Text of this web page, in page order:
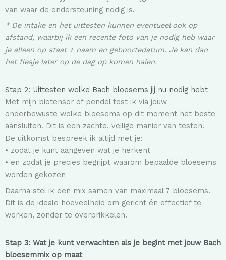
van waar de ondersteuning nodig is.
* De intake en het uittesten kunnen eventueel ook op
afstand, waarbij ik een recente foto van je nodig heb waar
je alleen op staat + naam en geboortedatum. Je kan dan
het flesje later op de dag op komen halen.
Stap 2: Uittesten welke Bach bloesems jij nu nodig hebt
Met mijn biotensor of pendel test ik via jouw
onderbewuste welke bloesems op dit moment het beste
aansluiten. Dit is een zachte, veilige manier van testen.
De uitkomst bespreek ik altijd met je:
• zodat je kunt aangeven wat je herkent
• en zodat je precies begrijpt waarom bepaalde bloesems
worden gekozen
Daarna stel ik een mix samen van maximaal 7 bloesems.
Dit is de ideale hoeveelheid om gericht én effectief te
werken, zonder te overprikkelen.
Stap 3: Wat je kunt verwachten als je begint met jouw Bach
bloesemmix op maat